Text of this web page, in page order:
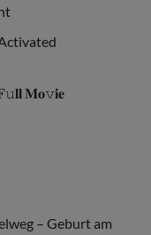
𝐌𝐨𝚟𝐢𝐞
– Geburt am